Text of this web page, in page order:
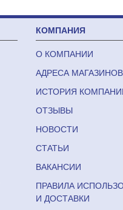
КОМПАНИЯ
О КОМПАНИИ
АДРЕСА
ИСТОРИЯ
ОТЗЫВЫ
НОВОСТИ
СТАТЬИ
ВАКАНСИИ
ПРАВИЛА
И ДОСТАВКИ